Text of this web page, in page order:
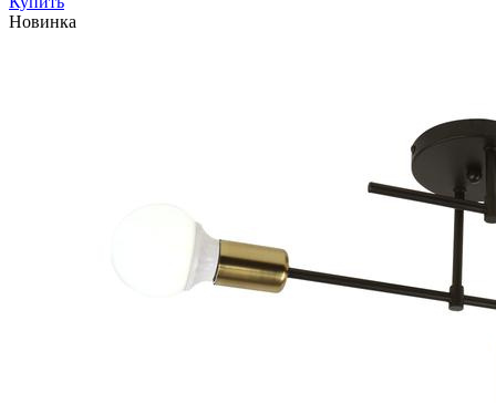
Новинка